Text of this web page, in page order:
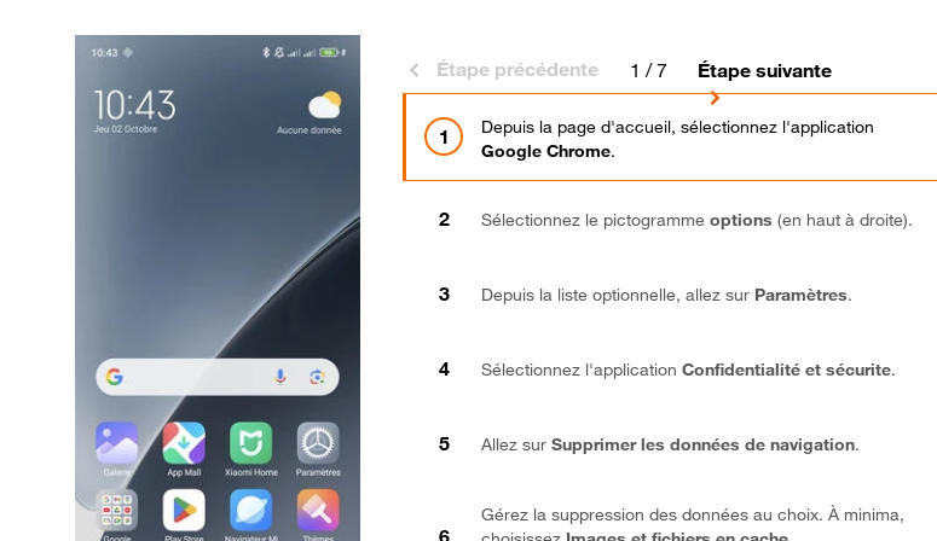
Étape précédente 1 / 7 Étape suivante
Depuis la page d'accueil, sélectionnez l'application
Google Chrome.
Sélectionnez le pictogramme options(en haut à droite).
Depuis la liste optionnelle, allez sur Paramètres.
Sélectionnez l'applicationConfidentialité et sécurite.
Allez surSupprimer les données de navigation.
Gérez la suppression des données au choix. À minima,